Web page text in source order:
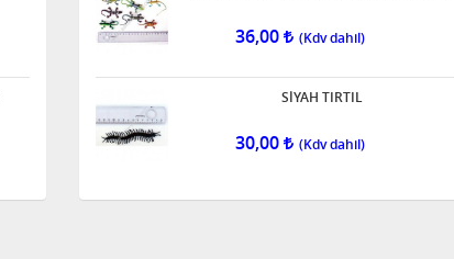
36,00
SİYAH TIRTIL
30,00